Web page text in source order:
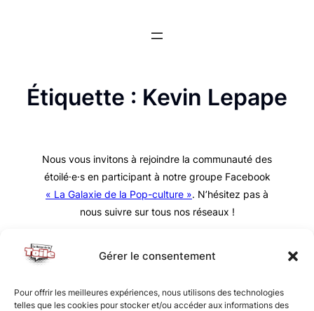
Gérer le consentement
Pour offrir les meilleures expériences, nous utilisons des technologies
telles que les cookies pour stocker et/ou accéder aux informations des
Étiquette : Kevin Lepape
Nous vous invitons à rejoindre la communauté des
étoilé·e·s en participant à notre groupe Facebook
« La Galaxie de la Pop-culture ». N’hésitez pas à
nous suivre sur tous nos réseaux !